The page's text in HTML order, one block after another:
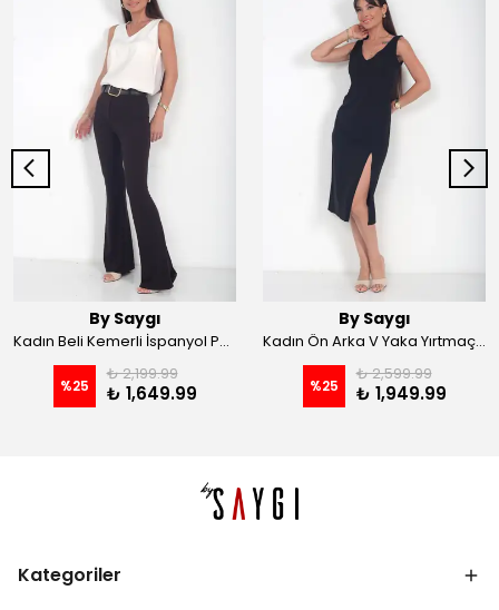
By Saygı
Kadın Beli Kemerli İspanyol Paça Likralı Krep Pantolon - Kahve
%25
₺ 2,199.99
₺ 1,649.99
By Saygı
Kadın Ön Arka V Yaka Yırtmaçlı Likralı Scuba Midi Elbise - Siyah
%25
₺ 2,599.99
₺ 1,949.99
Kategoriler